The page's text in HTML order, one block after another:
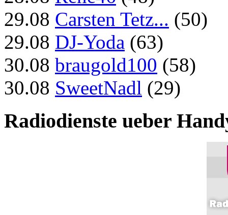
29.08 Carsten Tetz... (50)
29.08 DJ-Yoda (63)
30.08 braugold100 (58)
30.08 SweetNadl (29)
Radiodienste ueber